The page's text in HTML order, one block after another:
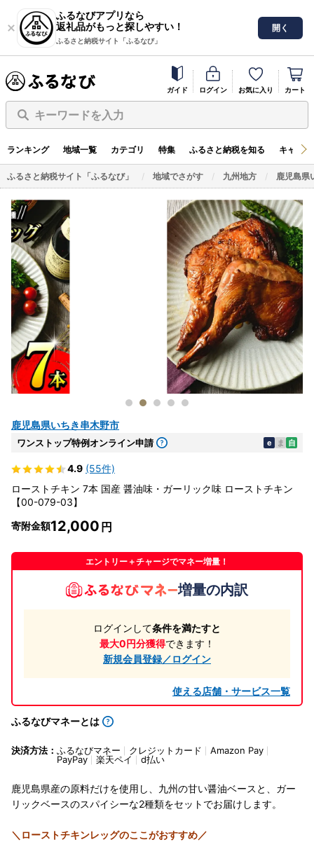
ふるなびアプリなら
返礼品がもっと探しやすい！
ふるさと納税サイト「ふるなび」
開く
ガイド ログイン お気に入り カート
キーワードを入力
ランキング 地域一覧 カテゴリ 特集 ふるさと納税を知る キャン
ふるさと納税サイト「ふるなび」 地域でさがす 九州地方 鹿児島県
鹿児島県いちき串木野市
ワンストップ特例オンライン申請 e ま 自
4.9 (55件)
ローストチキン 7本 国産 醤油味・ガーリック味 ローストチキン
【00-079-03】
寄附金額12,000
エントリー＋チャージでマネー増量！
増量の内訳
ログインして条件を満たすと
最大0円分獲得できます！
新規会員登録／ログイン
使える店舗・サービス一覧
ふるなびマネーとは
決済方法： ふるなびマネー クレジットカード
Amazon Pay
PayPay
楽天ペイ d払い
鹿児島県産の原料だけを使用し、九州の甘い醤油ベースと、ガー
リックベースのスパイシーな2種類をセットでお届けします。
＼ローストチキンレッグのここがおすすめ／